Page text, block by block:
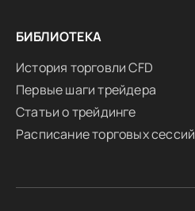
БИБЛИОТЕКА
История торговли CFD
Первые шаги трейдера
Статьи о трейдинге
Расписание торговых сессий